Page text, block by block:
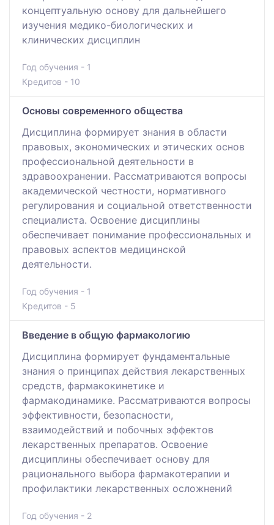
концептуальную основу для дальнейшего
изучения медико-биологических и
клинических дисциплин
Год обучения - 1
Кредитов - 10
Основы современного общества
Дисциплина формирует знания в области
правовых, экономических и этических основ
профессиональной деятельности в
здравоохранении. Рассматриваются вопросы
академической честности, нормативного
регулирования и социальной ответственности
специалиста. Освоение дисциплины
обеспечивает понимание профессиональных и
правовых аспектов медицинской
деятельности.
Год обучения - 1
Кредитов - 5
Введение в общую фармакологию
Дисциплина формирует фундаментальные
знания о принципах действия лекарственных
средств, фармакокинетике и
фармакодинамике. Рассматриваются вопросы
эффективности, безопасности,
взаимодействий и побочных эффектов
лекарственных препаратов. Освоение
дисциплины обеспечивает основу для
рационального выбора фармакотерапии и
профилактики лекарственных осложнений
Год обучения - 2